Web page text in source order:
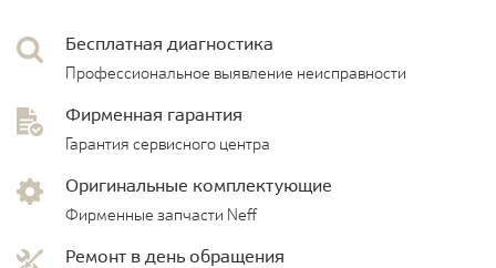
Бесплатная диагностика
Профессиональное выявление неисправности
Фирменная гарантия
Гарантия сервисного центра
Оригинальные комплектующие
Фирменные запчасти Neff
Ремонт в день обращения